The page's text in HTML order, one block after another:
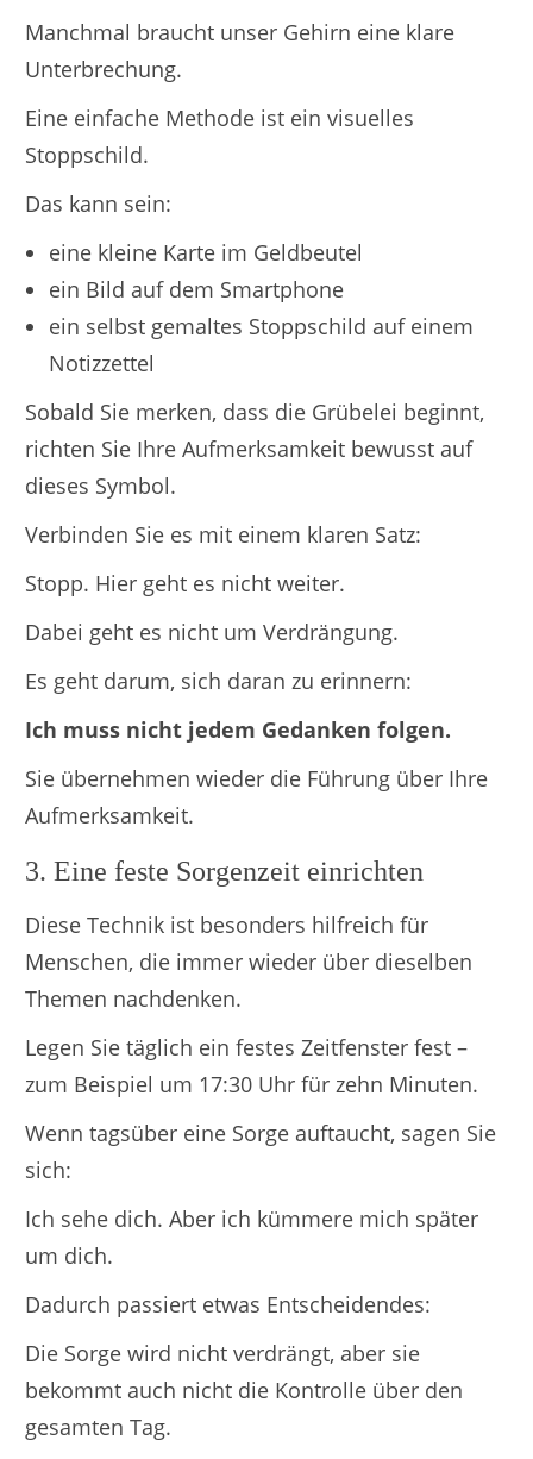
Manchmal braucht unser Gehirn eine klare
Unterbrechung.
Eine einfache Methode ist ein visuelles
Stoppschild.
Das kann sein:
eine kleine Karte im Geldbeutel
ein Bild auf dem Smartphone
ein selbst gemaltes Stoppschild auf einem
Notizzettel
Sobald Sie merken, dass die Grübelei beginnt,
richten Sie Ihre Aufmerksamkeit bewusst auf
dieses Symbol.
Verbinden Sie es mit einem klaren Satz:
Stopp. Hier geht es nicht weiter.
Dabei geht es nicht um Verdrängung.
Es geht darum, sich daran zu erinnern:
Ich muss nicht jedem Gedanken folgen.
Sie übernehmen wieder die Führung über Ihre
Aufmerksamkeit.
3. Eine feste Sorgenzeit einrichten
Diese Technik ist besonders hilfreich für
Menschen, die immer wieder über dieselben
Themen nachdenken.
Legen Sie täglich ein festes Zeitfenster fest –
zum Beispiel um 17:30 Uhr für zehn Minuten.
Wenn tagsüber eine Sorge auftaucht, sagen Sie
sich:
Ich sehe dich. Aber ich kümmere mich später
um dich.
Dadurch passiert etwas Entscheidendes:
Die Sorge wird nicht verdrängt, aber sie
bekommt auch nicht die Kontrolle über den
gesamten Tag.